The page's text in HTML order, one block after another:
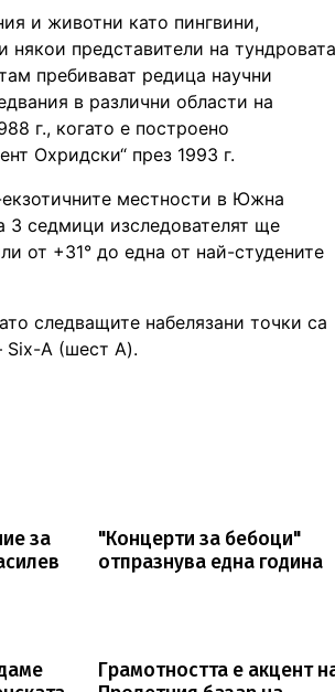
и животни като пингвини,
представители на тундровата
пребивават редица научни
в различни области на
г., когато е построено
Охридски“ през 1993 г.
местности в Южна
3 седмици изследователят ще
от +31° до една от най-студените
следващите набелязани точки са
Six-A (шест А).
за
"Концерти за бебоци"
отпразнува една година
Грамотността е акцент